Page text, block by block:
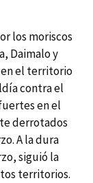
los moriscos
Daimalo y
el territorio
contra el
en el
derrotados
A la dura
siguió la
territorios.